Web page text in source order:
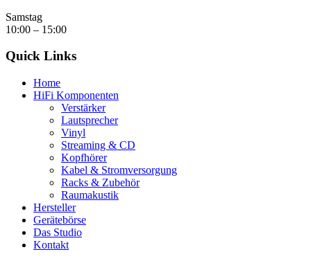
Samstag
10:00 – 15:00
Quick Links
Home
HiFi Komponenten
Verstärker
Lautsprecher
Vinyl
Streaming & CD
Kopfhörer
Kabel & Stromversorgung
Racks & Zubehör
Raumakustik
Hersteller
Gerätebörse
Das Studio
Kontakt